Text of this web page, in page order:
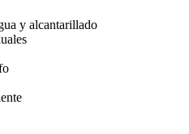
y alcantarillado